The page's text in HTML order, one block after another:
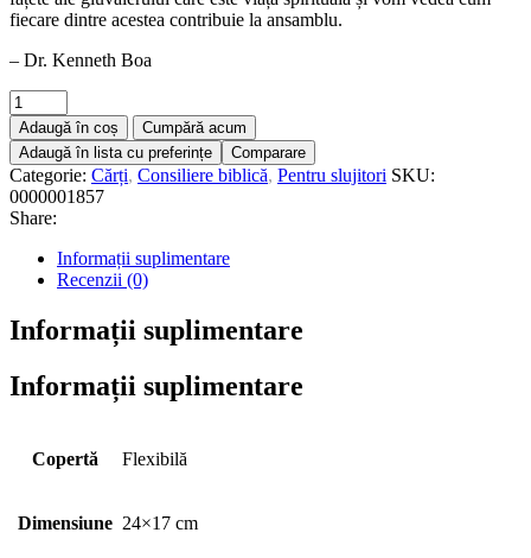
fiecare dintre acestea contribuie la ansamblu.
– Dr. Kenneth Boa
Adaugă în coș
Cumpără acum
Adaugă în lista cu preferințe
Comparare
Categorie: Cărți, Consiliere biblică, Pentru slujitori SKU:
0000001857
Share:
Informații suplimentare
Recenzii (0)
Informații suplimentare
Informații suplimentare
Copertă Flexibilă
Dimensiune 24×17 cm